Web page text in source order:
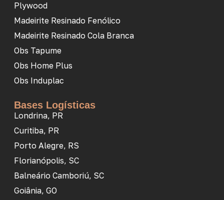
Plywood
Madeirite Resinado Fenólico
Madeirite Resinado Cola Branca
Obs Tapume
Obs Home Plus
Obs Induplac
Bases Logísticas
Londrina, PR
Curitiba, PR
Porto Alegre, RS
Florianópolis, SC
Balneário Camboriú, SC
Goiânia, GO